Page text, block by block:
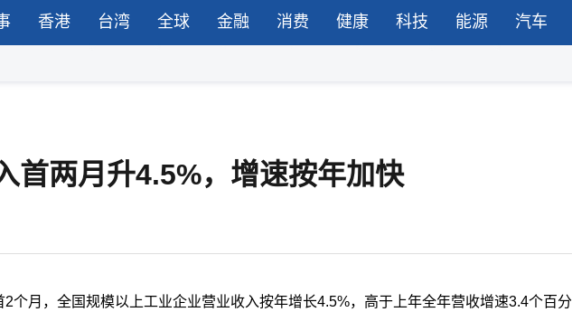
香港 台湾 全球 金融 消费 健康 科技 能源 汽车
首两月升4.5%，增速按年加快
个月，全国规模以上工业企业营业收入按年增长4.5%，高于上年全年营收增速3.4个百分